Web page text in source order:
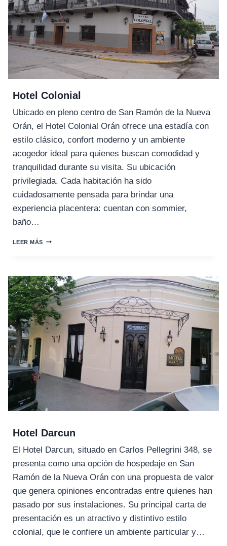
Hotel Colonial
Ubicado en pleno centro de San Ramón de la Nueva
Orán, el Hotel Colonial Orán ofrece una estadía con
estilo clásico, confort moderno y un ambiente
acogedor ideal para quienes buscan comodidad y
tranquilidad durante su visita. Su ubicación
privilegiada. Cada habitación ha sido
cuidadosamente pensada para brindar una
experiencia placentera: cuentan con sommier,
baño…
LEER MÁSHOTEL
Hotel Darcun
El Hotel Darcun, situado en Carlos Pellegrini 348, se
presenta como una opción de hospedaje en San
Ramón de la Nueva Orán con una propuesta de valor
que genera opiniones encontradas entre quienes han
pasado por sus instalaciones. Su principal carta de
presentación es un atractivo y distintivo estilo
colonial, que le confiere un ambiente particular y…